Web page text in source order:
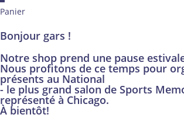
Panier
Bonjour gars !
Notre shop prend une pause
Nous profitons de ce temps pour
présents au National
- le plus grand salon de Sports
représenté à Chicago.
À bientôt!